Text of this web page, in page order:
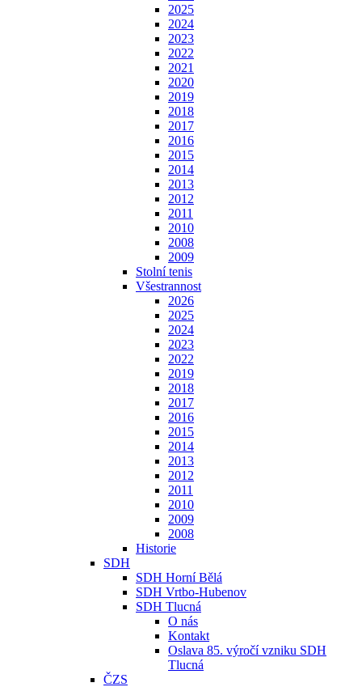
2025
2024
2023
2022
2021
2020
2019
2018
2017
2016
2015
2014
2013
2012
2011
2010
2008
2009
Stolní tenis
Všestrannost
2026
2025
2024
2023
2022
2019
2018
2017
2016
2015
2014
2013
2012
2011
2010
2009
2008
Historie
SDH
SDH Horní Bělá
SDH Vrtbo-Hubenov
SDH Tlucná
O nás
Kontakt
Oslava 85. výročí vzniku SDH
Tlucná
ČZS